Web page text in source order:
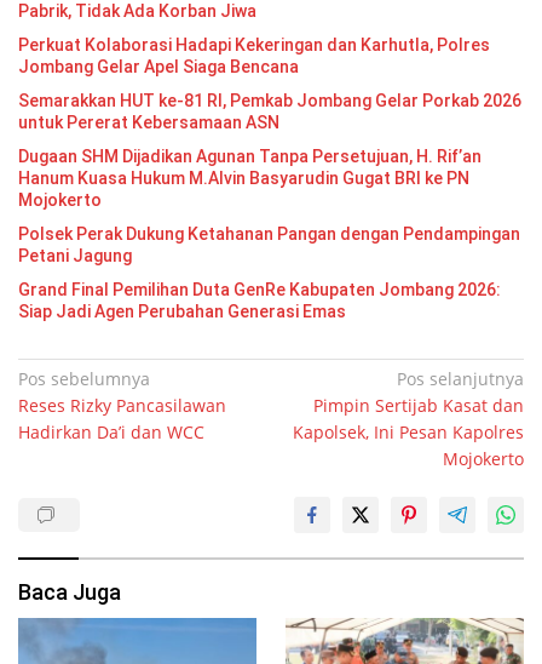
Pabrik, Tidak Ada Korban Jiwa
Perkuat Kolaborasi Hadapi Kekeringan dan Karhutla, Polres
Jombang Gelar Apel Siaga Bencana
Semarakkan HUT ke-81 RI, Pemkab Jombang Gelar Porkab 2026
untuk Pererat Kebersamaan ASN
Dugaan SHM Dijadikan Agunan Tanpa Persetujuan, H. Rif’an
Hanum Kuasa Hukum M.Alvin Basyarudin Gugat BRI ke PN
Mojokerto
Polsek Perak Dukung Ketahanan Pangan dengan Pendampingan
Petani Jagung
Grand Final Pemilihan Duta GenRe Kabupaten Jombang 2026:
Siap Jadi Agen Perubahan Generasi Emas
Navigasi
pos
Pos sebelumnya
Reses Rizky Pancasilawan
Hadirkan Da’i dan WCC
Pos selanjutnya
Pimpin Sertijab Kasat dan
Kapolsek, Ini Pesan Kapolres
Mojokerto
Baca Juga